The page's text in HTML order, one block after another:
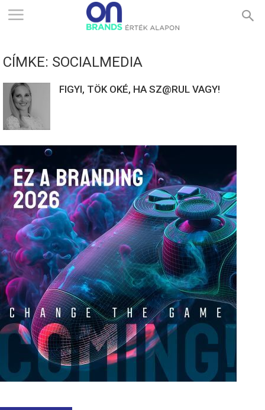
ONBRANDS
ÉRTÉK
ALAPON
CÍMKE: SOCIALMEDIA
FIGYI, TÖK OKÉ, HA SZ@RUL VAGY!